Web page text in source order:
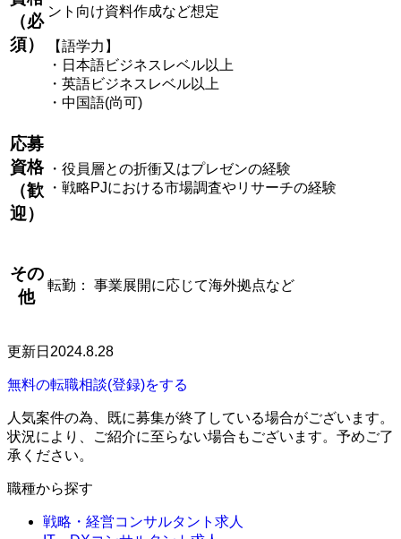
（必
須）
ント向け資料作成など想定
【語学力】
・日本語ビジネスレベル以上
・英語ビジネスレベル以上
・中国語(尚可)
応募
資格
（歓
迎）
・役員層との折衝又はプレゼンの経験
・戦略PJにおける市場調査やリサーチの経験
その
他
転勤： 事業展開に応じて海外拠点など
更新日2024.8.28
無料の転職相談(登録)をする
人気案件の為、既に募集が終了している場合がございます。
状況により、ご紹介に至らない場合もございます。予めご了
承ください。
職種から探す
戦略・経営コンサルタント求人